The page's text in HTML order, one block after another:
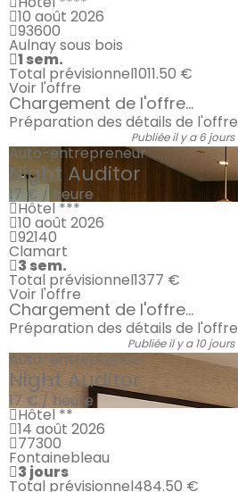
10 août 2026
93600
Aulnay sous bois
1 sem.
Total prévisionnel1011.50 €
Voir l'offre
Chargement de l'offre...
Préparation des détails de l'offre
Publiée il y a 6 jours
Auto-entrepreneur
Night Auditor
17 € / heure
Hôtel ***
10 août 2026
92140
Clamart
3 sem.
Total prévisionnel1377 €
Voir l'offre
Chargement de l'offre...
Préparation des détails de l'offre
Publiée il y a 10 jours
Auto-entrepreneur
Night Auditor
17 € / heure
Hôtel **
14 août 2026
77300
Fontainebleau
3 jours
Total prévisionnel484.50 €